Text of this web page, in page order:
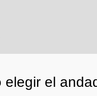
elegir el